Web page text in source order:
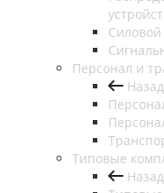
Силовой
Персонал и
Назад
Типовые
Назад